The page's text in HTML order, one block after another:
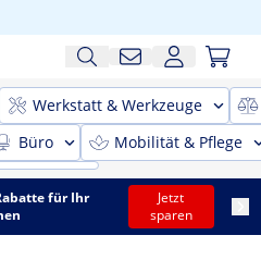
Werkstatt & Werkzeuge
Büro Mobilität & Pflege
für Ihr
Jetzt
sparen